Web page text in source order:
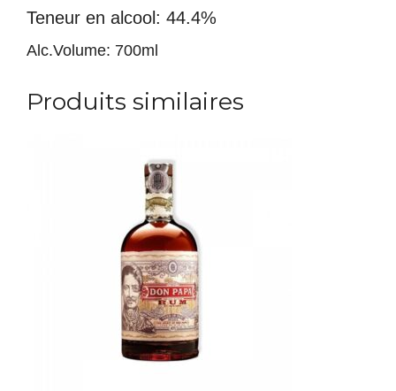
Teneur en alcool: 44.4%
Alc.Volume: 700ml
Produits similaires